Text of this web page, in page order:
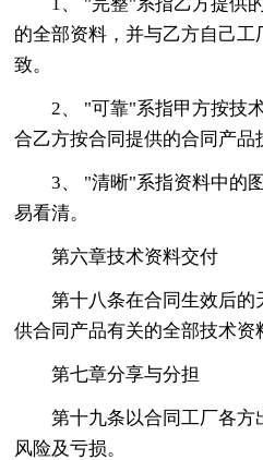
的全部资料，并与乙方自己
致。
2、 "可靠"系指甲方按技
合乙方按合同提供的合同产品
3、 "清晰"系指资料中的
易看清。
第六章技术资料交付
第十八条在合同生效后
供合同产品有关的全部技术资
第七章分享与分担
第十九条以合同工厂各方
风险及亏损。